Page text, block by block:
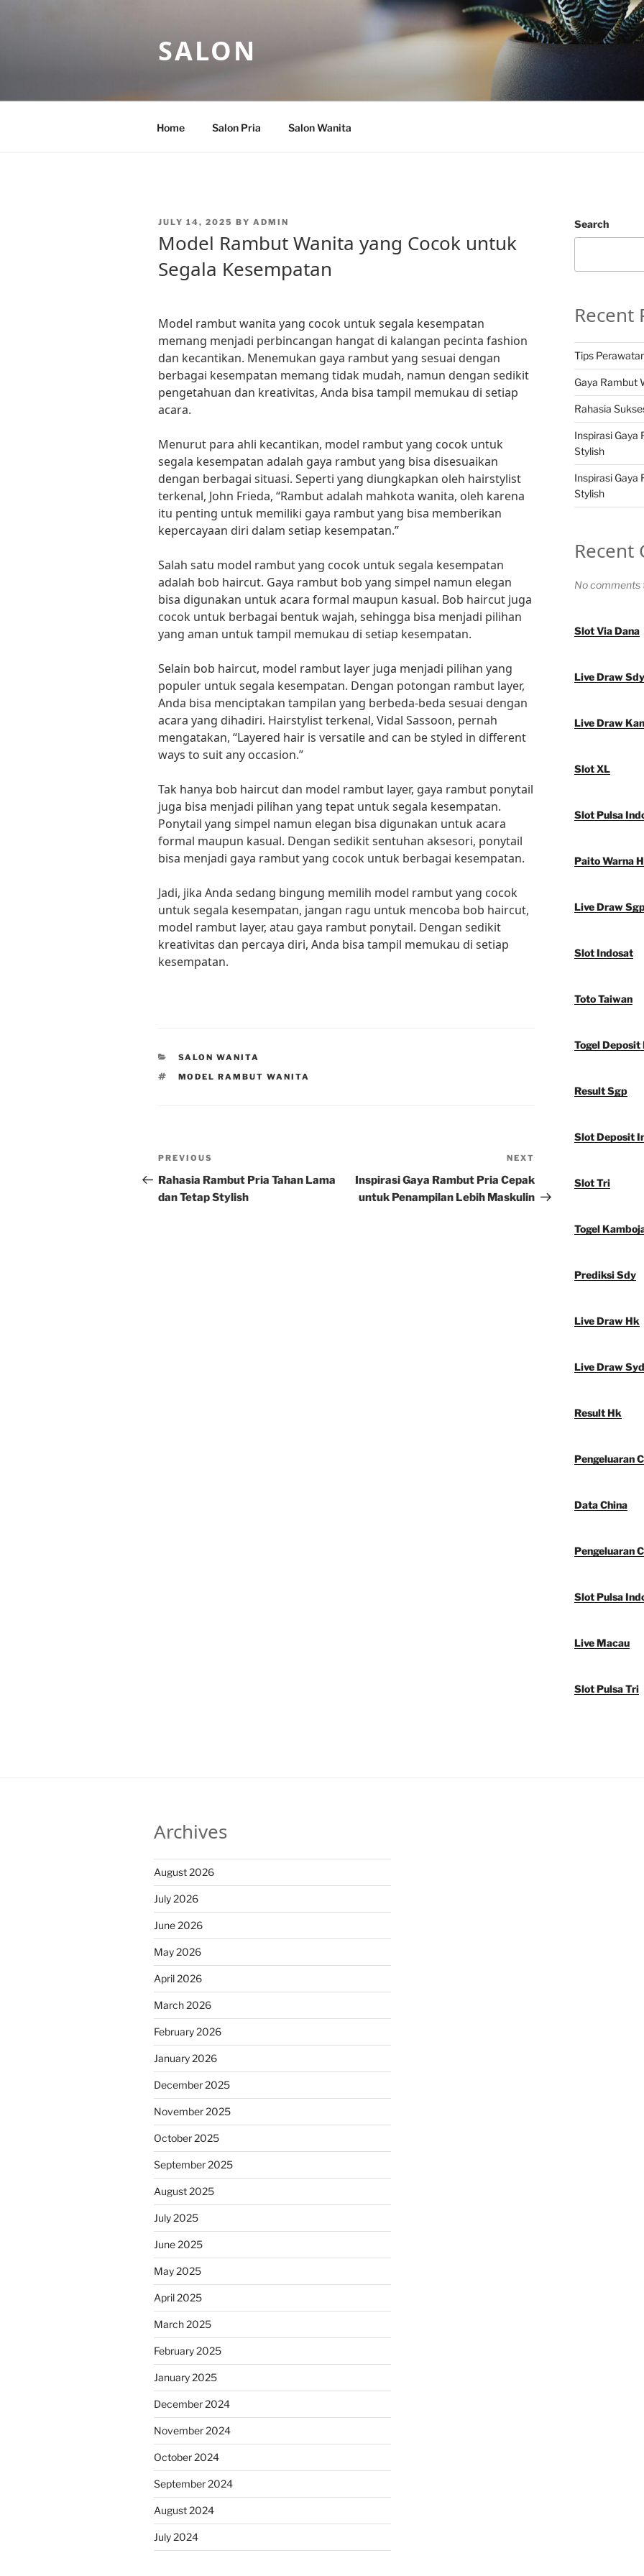
SALON
Home Salon Pria Salon Wanita
POSTED
JULY 14, 2025 BY ADMIN
Model Rambut Wanita yang Cocok untuk
Segala Kesempatan
Model rambut wanita yang cocok untuk segala kesempatan
memang menjadi perbincangan hangat di kalangan pecinta fashion
dan kecantikan. Menemukan gaya rambut yang sesuai dengan
berbagai kesempatan memang tidak mudah, namun dengan sedikit
pengetahuan dan kreativitas, Anda bisa tampil memukau di setiap
acara.
Menurut para ahli kecantikan, model rambut yang cocok untuk
segala kesempatan adalah gaya rambut yang bisa disesuaikan
dengan berbagai situasi. Seperti yang diungkapkan oleh hairstylist
terkenal, John Frieda, “Rambut adalah mahkota wanita, oleh karena
itu penting untuk memiliki gaya rambut yang bisa memberikan
kepercayaan diri dalam setiap kesempatan.”
Salah satu model rambut yang cocok untuk segala kesempatan
adalah bob haircut. Gaya rambut bob yang simpel namun elegan
bisa digunakan untuk acara formal maupun kasual. Bob haircut juga
cocok untuk berbagai bentuk wajah, sehingga bisa menjadi pilihan
yang aman untuk tampil memukau di setiap kesempatan.
Selain bob haircut, model rambut layer juga menjadi pilihan yang
populer untuk segala kesempatan. Dengan potongan rambut layer,
Anda bisa menciptakan tampilan yang berbeda-beda sesuai dengan
acara yang dihadiri. Hairstylist terkenal, Vidal Sassoon, pernah
mengatakan, “Layered hair is versatile and can be styled in different
ways to suit any occasion.”
Tak hanya bob haircut dan model rambut layer, gaya rambut ponytail
juga bisa menjadi pilihan yang tepat untuk segala kesempatan.
Ponytail yang simpel namun elegan bisa digunakan untuk acara
formal maupun kasual. Dengan sedikit sentuhan aksesori, ponytail
bisa menjadi gaya rambut yang cocok untuk berbagai kesempatan.
Jadi, jika Anda sedang bingung memilih model rambut yang cocok
untuk segala kesempatan, jangan ragu untuk mencoba bob haircut,
model rambut layer, atau gaya rambut ponytail. Dengan sedikit
kreativitas dan percaya diri, Anda bisa tampil memukau di setiap
kesempatan.
CATEGORIES
SALON WANITA
TAGS
MODEL RAMBUT WANITA
Post
navigation
Previous
Post
PREVIOUS
Rahasia Rambut Pria Tahan Lama
dan Tetap Stylish
Post
NEXT
Inspirasi Gaya Rambut Pria Cepak
untuk Penampilan Lebih Maskulin
Search
Recent
Tips
Gaya Rambut
Rahasia
Inspirasi Gaya
Stylish
Inspirasi Gaya
Stylish
Recent
No comments
Slot Via Dana
Live Draw Sdy
Live Draw
Slot XL
Slot Pulsa
Paito Warna
Live Draw
Slot Indosat
Toto Taiwan
Togel Deposit
Result Sgp
Slot Deposit
Slot Tri
Togel
Prediksi Sdy
Live Draw Hk
Live Draw
Result Hk
Pengeluaran
Data China
Pengeluaran
Slot Pulsa
Live Macau
Slot Pulsa Tri
Archives
August 2026
July 2026
June 2026
May 2026
April 2026
March 2026
February 2026
January 2026
December 2025
November 2025
October 2025
September 2025
August 2025
July 2025
June 2025
May 2025
April 2025
March 2025
February 2025
January 2025
December 2024
November 2024
October 2024
September 2024
August 2024
July 2024